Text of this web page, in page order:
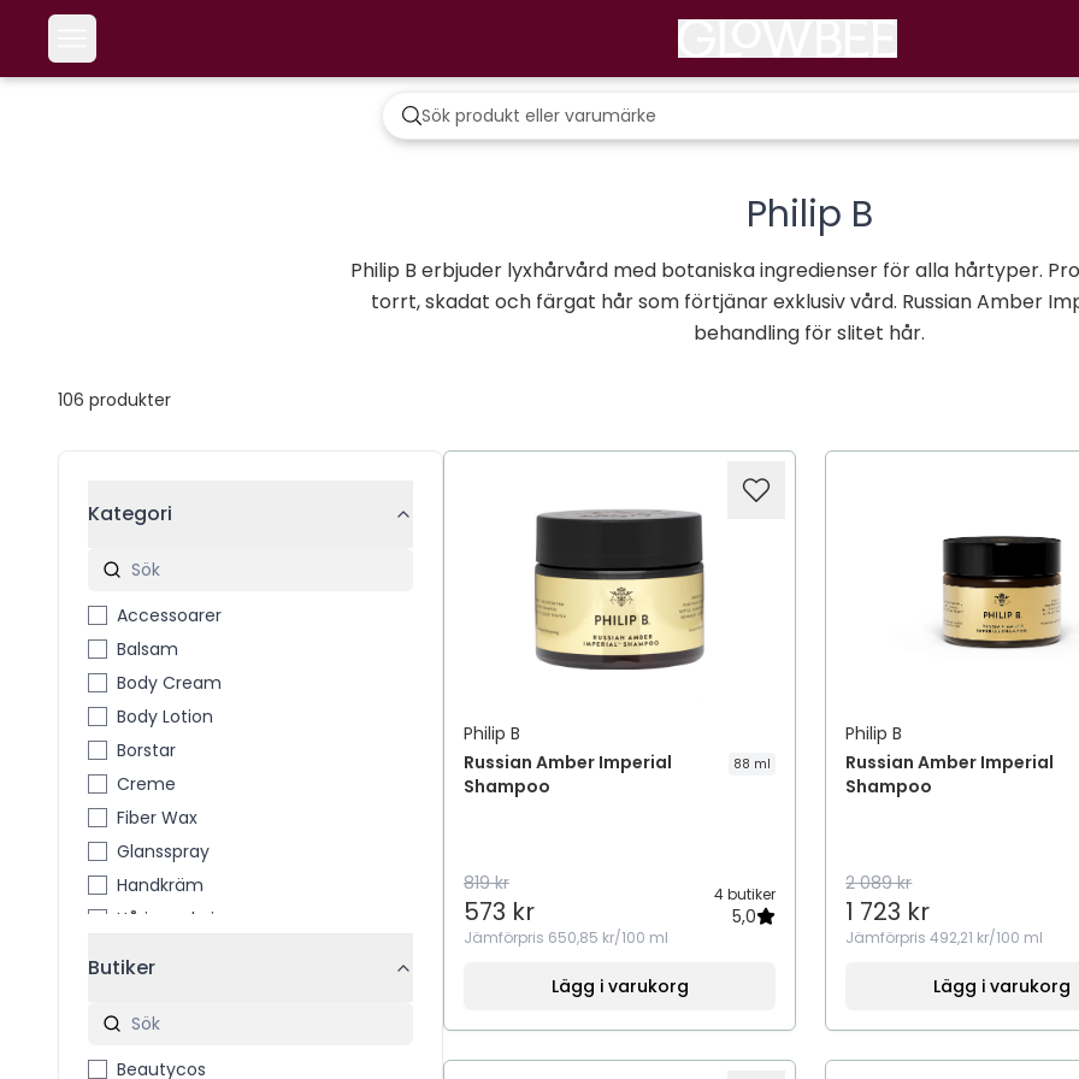
Philip B
Philip B erbjuder lyxhårvård med botaniska ingredienser för alla hårtyper.
torrt, skadat och färgat hår som förtjänar exklusiv vård. Russian Amber
behandling för slitet hår.
106 produkter
Kategori
Accessoarer
Balsam
Body Cream
Body Lotion
Borstar
Creme
Fiber Wax
Glansspray
Handkräm
Hårinpackning
Hårsnoddar
Butiker
Beautycos
Philip B
Russian Amber Imperial
Shampoo
88 ml
819 kr
573 kr
4 butiker
5,0
Jämförpris 650,85 kr/100 ml
Lägg i varukorg
Philip B
Russian Amber Imperial
Shampoo
2 089 kr
1 723 kr
Jämförpris492,21 kr/100 ml
Lägg i varukorg